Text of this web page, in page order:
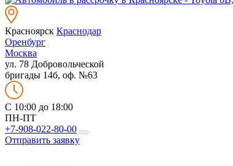
Красноярск Краснодар
Оренбург
Москва
ул. 78 Добровольческой
бригады 14б, оф. №63
C 10:00 до 18:00
ПН-ПТ
+7-908-022-80-00
Отправить заявку